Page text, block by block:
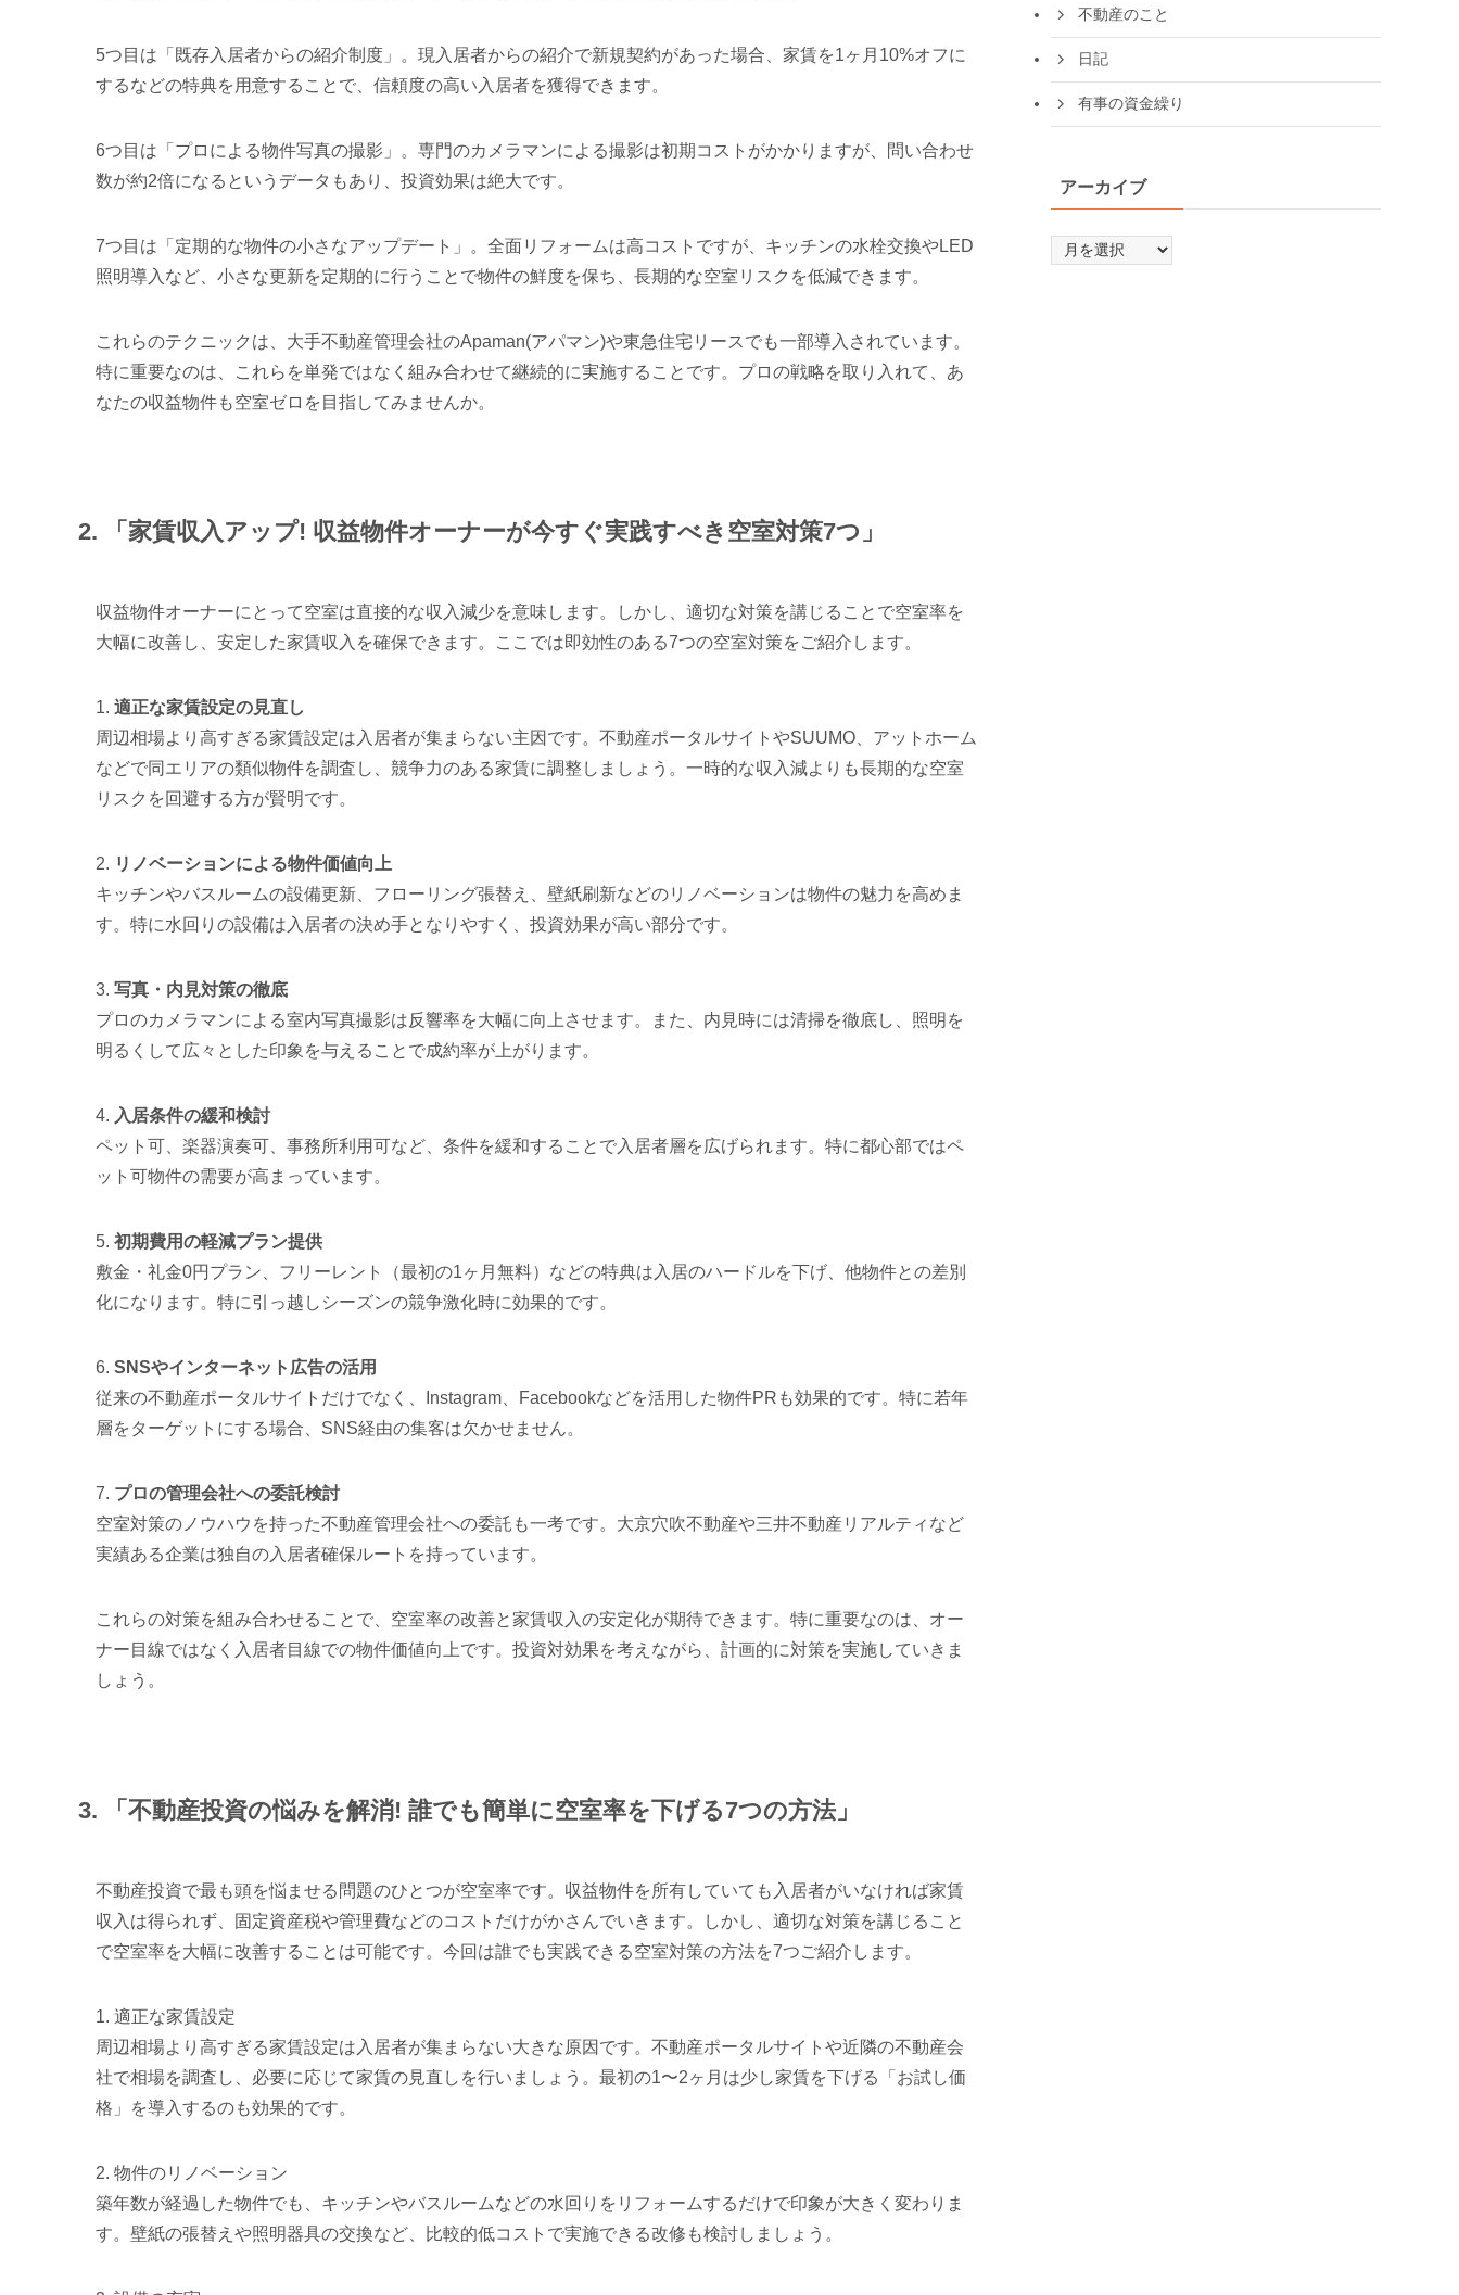
5つ目は「既存入居者からの紹介制度」。現入居者からの紹介で新規契約があった場合、家賃を1ヶ月10%オフに
するなどの特典を用意することで、信頼度の高い入居者を獲得できます。
6つ目は「プロによる物件写真の撮影」。専門のカメラマンによる撮影は初期コストがかかりますが、問い合わせ
数が約2倍になるというデータもあり、投資効果は絶大です。
7つ目は「定期的な物件の小さなアップデート」。全面リフォームは高コストですが、キッチンの水栓交換やLED
照明導入など、小さな更新を定期的に行うことで物件の鮮度を保ち、長期的な空室リスクを低減できます。
これらのテクニックは、大手不動産管理会社のApaman(アパマン)や東急住宅リースでも一部導入されています。
特に重要なのは、これらを単発ではなく組み合わせて継続的に実施することです。プロの戦略を取り入れて、あ
なたの収益物件も空室ゼロを目指してみませんか。
2. 「家賃収入アップ! 収益物件オーナーが今すぐ実践すべき空室対策7つ」
収益物件オーナーにとって空室は直接的な収入減少を意味します。しかし、適切な対策を講じることで空室率を
大幅に改善し、安定した家賃収入を確保できます。ここでは即効性のある7つの空室対策をご紹介します。
1. 適正な家賃設定の見直し
周辺相場より高すぎる家賃設定は入居者が集まらない主因です。不動産ポータルサイトやSUUMO、アットホーム
などで同エリアの類似物件を調査し、競争力のある家賃に調整しましょう。一時的な収入減よりも長期的な空室
リスクを回避する方が賢明です。
2. リノベーションによる物件価値向上
キッチンやバスルームの設備更新、フローリング張替え、壁紙刷新などのリノベーションは物件の魅力を高めま
す。特に水回りの設備は入居者の決め手となりやすく、投資効果が高い部分です。
3. 写真・内見対策の徹底
プロのカメラマンによる室内写真撮影は反響率を大幅に向上させます。また、内見時には清掃を徹底し、照明を
明るくして広々とした印象を与えることで成約率が上がります。
4. 入居条件の緩和検討
ペット可、楽器演奏可、事務所利用可など、条件を緩和することで入居者層を広げられます。特に都心部ではペ
ット可物件の需要が高まっています。
5. 初期費用の軽減プラン提供
敷金・礼金0円プラン、フリーレント（最初の1ヶ月無料）などの特典は入居のハードルを下げ、他物件との差別
化になります。特に引っ越しシーズンの競争激化時に効果的です。
6. SNSやインターネット広告の活用
従来の不動産ポータルサイトだけでなく、Instagram、Facebookなどを活用した物件PRも効果的です。特に若年
層をターゲットにする場合、SNS経由の集客は欠かせません。
7. プロの管理会社への委託検討
空室対策のノウハウを持った不動産管理会社への委託も一考です。大京穴吹不動産や三井不動産リアルティなど
実績ある企業は独自の入居者確保ルートを持っています。
これらの対策を組み合わせることで、空室率の改善と家賃収入の安定化が期待できます。特に重要なのは、オー
ナー目線ではなく入居者目線での物件価値向上です。投資対効果を考えながら、計画的に対策を実施していきま
しょう。
3. 「不動産投資の悩みを解消! 誰でも簡単に空室率を下げる7つの方法」
不動産投資で最も頭を悩ませる問題のひとつが空室率です。収益物件を所有していても入居者がいなければ家賃
収入は得られず、固定資産税や管理費などのコストだけがかさんでいきます。しかし、適切な対策を講じること
で空室率を大幅に改善することは可能です。今回は誰でも実践できる空室対策の方法を7つご紹介します。
1. 適正な家賃設定
周辺相場より高すぎる家賃設定は入居者が集まらない大きな原因です。不動産ポータルサイトや近隣の不動産会
社で相場を調査し、必要に応じて家賃の見直しを行いましょう。最初の1〜2ヶ月は少し家賃を下げる「お試し価
格」を導入するのも効果的です。
2. 物件のリノベーション
築年数が経過した物件でも、キッチンやバスルームなどの水回りをリフォームするだけで印象が大きく変わりま
す。壁紙の張替えや照明器具の交換など、比較的低コストで実施できる改修も検討しましょう。
不動産のこと
日記
有事の資金繰り
アーカイブ
ー